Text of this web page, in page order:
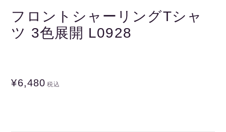
フロントシャーリングTシャ
ツ 3色展開 L0928
¥6,480 税込